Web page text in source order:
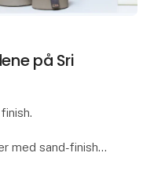
på Sri
med sand-finish